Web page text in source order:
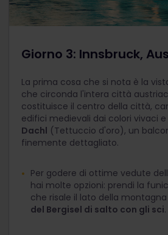
Giorno 3: Innsbruck,
La prima cosa che si nota è la
che circonda l'intera città
costituisce il centro della città,
edifici medievali dai colori vivaci e
Dachl (Tettuccio d'oro), un
finemente dettagliato.
Per godere di ottime vedute
hai molte opzioni: prendi la
che risale il lato della
del Bergisel di salto con gli sci.